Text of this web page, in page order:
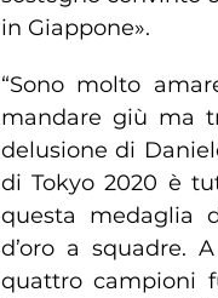
in Giappone».
“Sono molto
mandare giù ma
delusione di
di Tokyo 2020 è
questa medaglia
d’oro a squadre.
quattro campioni